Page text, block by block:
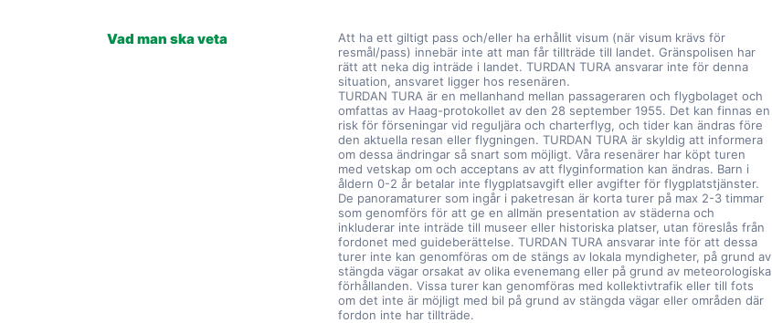
Vad man ska veta
Att ha ett giltigt pass och/eller ha erhållit visum (när visum krävs för
resmål/pass) innebär inte att man får tillträde till landet. Gränspolisen har
rätt att neka dig inträde i landet. TURDAN TURA ansvarar inte för denna
situation, ansvaret ligger hos resenären.
TURDAN TURA är en mellanhand mellan passageraren och flygbolaget och
omfattas av Haag-protokollet av den 28 september 1955. Det kan finnas en
risk för förseningar vid reguljära och charterflyg, och tider kan ändras före
den aktuella resan eller flygningen. TURDAN TURA är skyldig att informera
om dessa ändringar så snart som möjligt. Våra resenärer har köpt turen
med vetskap om och acceptans av att flyginformation kan ändras. Barn i
åldern 0-2 år betalar inte flygplatsavgift eller avgifter för flygplatstjänster.
De panoramaturer som ingår i paketresan är korta turer på max 2-3 timmar
som genomförs för att ge en allmän presentation av städerna och
inkluderar inte inträde till museer eller historiska platser, utan föreslås från
fordonet med guideberättelse. TURDAN TURA ansvarar inte för att dessa
turer inte kan genomföras om de stängs av lokala myndigheter, på grund av
stängda vägar orsakat av olika evenemang eller på grund av meteorologiska
förhållanden. Vissa turer kan genomföras med kollektivtrafik eller till fots
om det inte är möjligt med bil på grund av stängda vägar eller områden där
fordon inte har tillträde.